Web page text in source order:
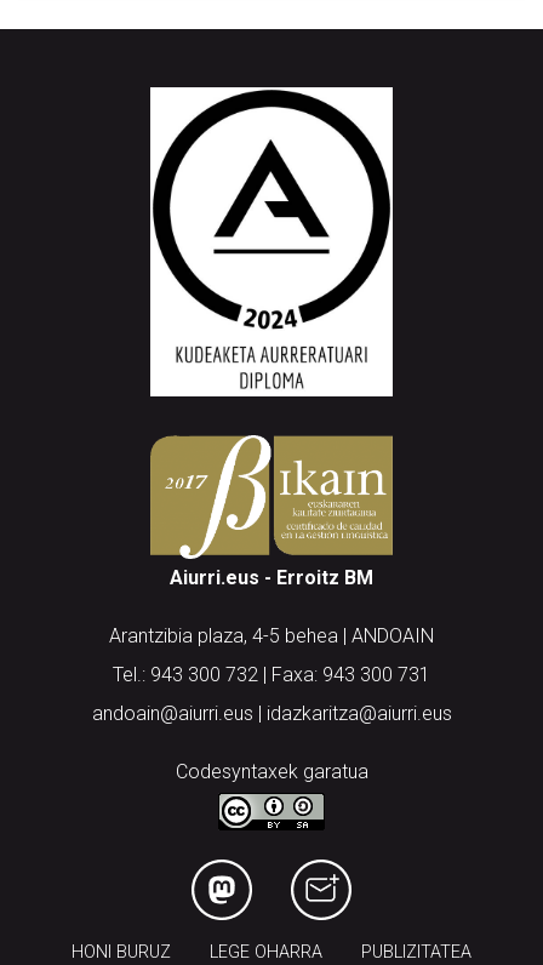
Aiurri.eus - Erroitz BM
Arantzibia plaza, 4-5 behea | ANDOAIN
Tel.: 943 300 732 | Faxa: 943 300 731
andoain@aiurri.eus | idazkaritza@aiurri.eus
Codesyntaxek garatua
HONI BURUZ LEGE OHARRA PUBLIZITATEA